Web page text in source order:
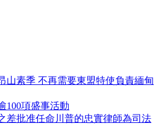
山素季 不再需要東盟特使負責緬甸
100項盛事活動
差批准任命川普的忠實律師為司法